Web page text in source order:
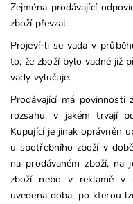
Zejména prodávající
zboží převzal:
Projeví-li se vada v
to, že zboží bylo vadné již
vady vylučuje.
Prodávající má povinnosti
rozsahu, v jakém trvají
Kupující je jinak oprávněn
u spotřebního zboží v
na prodávaném zboží, na
zboží nebo v reklamě v
uvedena doba, po kterou